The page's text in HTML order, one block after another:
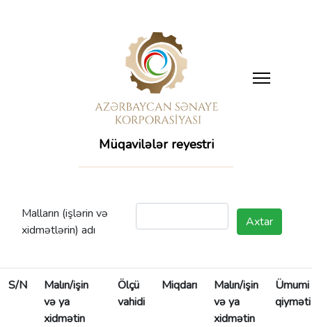
Müqavilələr reyestri
Malların (işlərin və
xidmətlərin) adı
Axtar
S/N
Malın/işin
və ya
xidmətin
Ölçü
vahidi
Miqdarı
Malın/işin
və ya
xidmətin
Ümumi
qiyməti